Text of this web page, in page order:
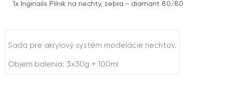
1x Inginails Pilnik na nechty, zebra - diamant 80/80
Sada pre akrylový systém modelácie nechtov.
Objem balenia: 3x30g + 100ml